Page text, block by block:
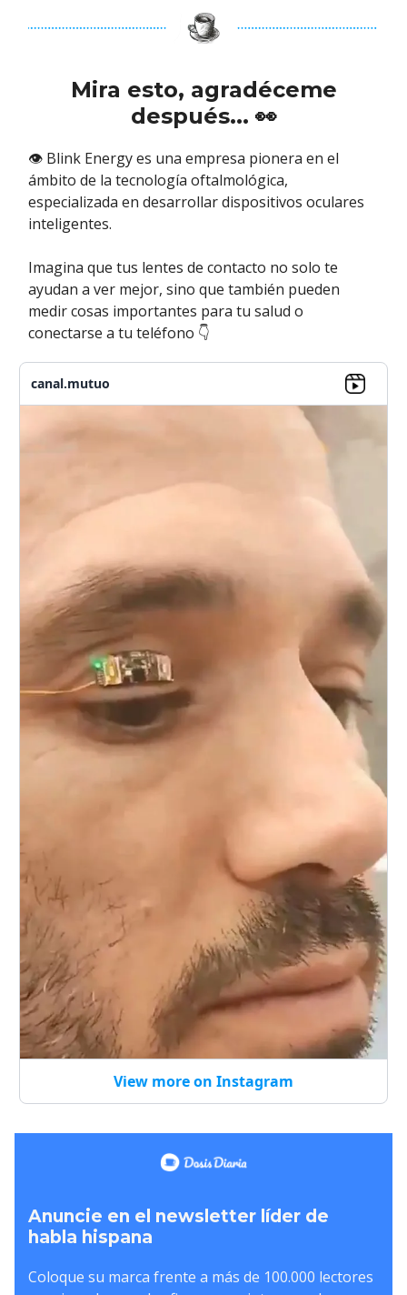
Mira esto, agradéceme
después... 👀
👁️ Blink Energy es una empresa pionera en el
ámbito de la tecnología oftalmológica,
especializada en desarrollar dispositivos oculares
inteligentes.
Imagina que tus lentes de contacto no solo te
ayudan a ver mejor, sino que también pueden
medir cosas importantes para tu salud o
conectarse a tu teléfono 👇
canal.mutuo
View more on Instagram
Anuncie en el newsletter líder de
habla hispana
Coloque su marca frente a más de 100.000 lectores